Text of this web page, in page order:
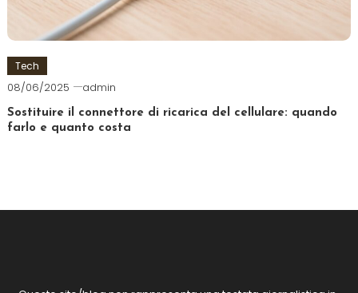
Tech
08/06/2025 admin
Sostituire il connettore di ricarica del cellulare: quando
farlo e quanto costa